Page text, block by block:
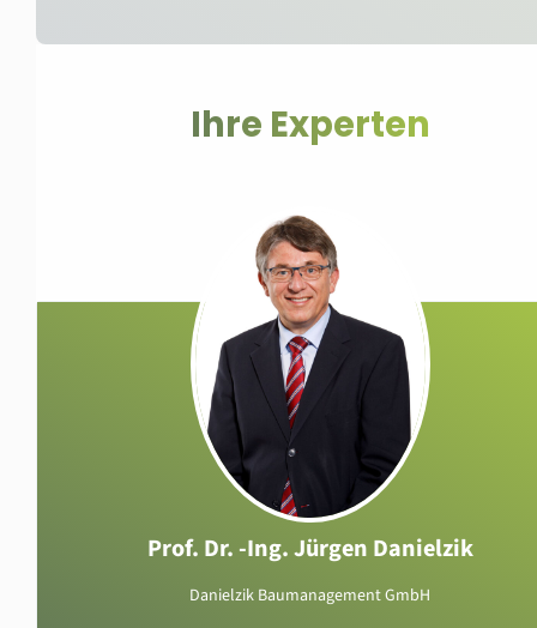
Ihre Experten
Prof. Dr. -Ing. Jürgen Danielzik
Danielzik Baumanagement GmbH